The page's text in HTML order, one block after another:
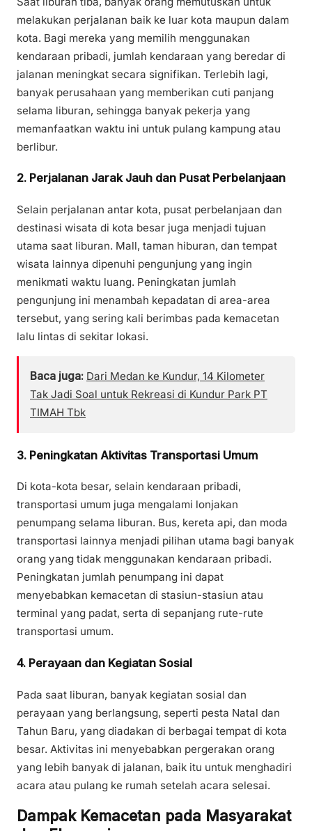
melakukan perjalanan baik ke luar kota maupun dalam
kota. Bagi mereka yang memilih menggunakan
kendaraan pribadi, jumlah kendaraan yang beredar di
jalanan meningkat secara signifikan. Terlebih lagi,
banyak perusahaan yang memberikan cuti panjang
selama liburan, sehingga banyak pekerja yang
memanfaatkan waktu ini untuk pulang kampung atau
berlibur.
2. Perjalanan Jarak Jauh dan Pusat Perbelanjaan
Selain perjalanan antar kota, pusat perbelanjaan dan
destinasi wisata di kota besar juga menjadi tujuan
utama saat liburan. Mall, taman hiburan, dan tempat
wisata lainnya dipenuhi pengunjung yang ingin
menikmati waktu luang. Peningkatan jumlah
pengunjung ini menambah kepadatan di area-area
tersebut, yang sering kali berimbas pada kemacetan
lalu lintas di sekitar lokasi.
Baca juga: Dari Medan ke Kundur, 14 Kilometer
Tak Jadi Soal untuk Rekreasi di Kundur Park PT
TIMAH Tbk
3. Peningkatan Aktivitas Transportasi Umum
Di kota-kota besar, selain kendaraan pribadi,
transportasi umum juga mengalami lonjakan
penumpang selama liburan. Bus, kereta api, dan moda
transportasi lainnya menjadi pilihan utama bagi banyak
orang yang tidak menggunakan kendaraan pribadi.
Peningkatan jumlah penumpang ini dapat
menyebabkan kemacetan di stasiun-stasiun atau
terminal yang padat, serta di sepanjang rute-rute
transportasi umum.
4. Perayaan dan Kegiatan Sosial
Pada saat liburan, banyak kegiatan sosial dan
perayaan yang berlangsung, seperti pesta Natal dan
Tahun Baru, yang diadakan di berbagai tempat di kota
besar. Aktivitas ini menyebabkan pergerakan orang
yang lebih banyak di jalanan, baik itu untuk menghadiri
acara atau pulang ke rumah setelah acara selesai.
Dampak Kemacetan pada Masyarakat